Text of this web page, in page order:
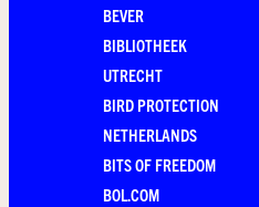
BEVER
BIBLIOTHEEK
UTRECHT
BIRD PROTECTION
NETHERLANDS
BITS OF FREEDOM
BOL.COM